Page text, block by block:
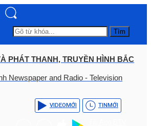
Tìm
PHÁT THANH, TRUYỀN HÌNH BẮC
Newspaper and Radio - Television
VIDEOMỚI TINMỚI